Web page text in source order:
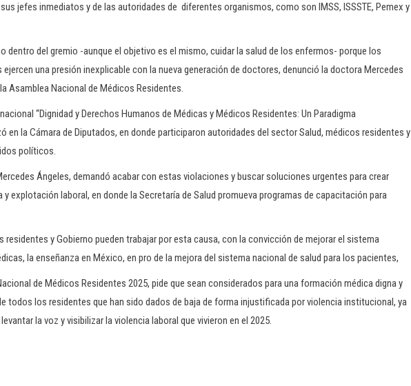
jefes inmediatos y de las autoridades de diferentes organismos, como son IMSS, ISSSTE, Pemex y
dentro del gremio -aunque el objetivo es el mismo, cuidar la salud de los enfermos- porque los
una presión inexplicable con la nueva generación de doctores, denunció la doctora Mercedes
Asamblea Nacional de Médicos Residentes.
“Dignidad y Derechos Humanos de Médicas y Médicos Residentes: Un Paradigma
en la Cámara de Diputados, en donde participaron autoridades del sector Salud, médicos residentes y
políticos.
Ángeles, demandó acabar con estas violaciones y buscar soluciones urgentes para crear
explotación laboral, en donde la Secretaría de Salud promueva programas de capacitación para
residentes y Gobierno pueden trabajar por esta causa, con la convicción de mejorar el sistema
la enseñanza en México, en pro de la mejora del sistema nacional de salud para los pacientes,
de Médicos Residentes 2025, pide que sean considerados para una formación médica digna y
todos los residentes que han sido dados de baja de forma injustificada por violencia institucional, ya
la voz y visibilizar la violencia laboral que vivieron en el 2025.